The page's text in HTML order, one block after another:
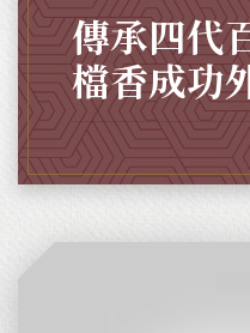
傳承四代
檔香成功